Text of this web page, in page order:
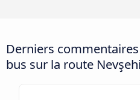
Derniers
bus sur la route